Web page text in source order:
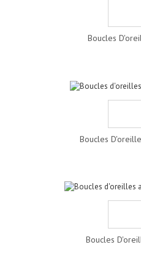
Boucles
Boucles
Boucles